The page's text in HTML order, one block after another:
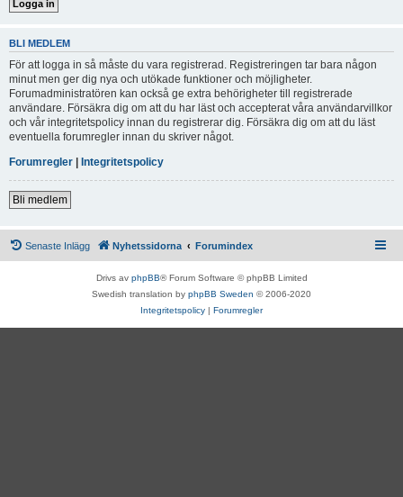
BLI MEDLEM
För att logga in så måste du vara registrerad. Registreringen tar bara någon
minut men ger dig nya och utökade funktioner och möjligheter.
Forumadministratören kan också ge extra behörigheter till registrerade
användare. Försäkra dig om att du har läst och accepterat våra användarvillkor
och vår integritetspolicy innan du registrerar dig. Försäkra dig om att du läst
eventuella forumregler innan du skriver något.
Forumregler | Integritetspolicy
Bli medlem
Senaste Inlägg Nyhetssidorna Forumindex
Drivs av phpBB® Forum Software © phpBB Limited
Swedish translation by phpBB Sweden © 2006-2020
Integritetspolicy | Forumregler